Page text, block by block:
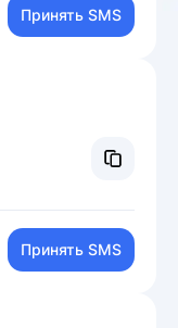
Принять SMS
Принять SMS